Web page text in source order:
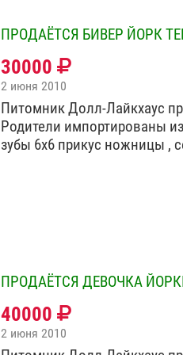
ПРОДАЁТСЯ БИВЕР ЙОРК
30000
2 июня 2010
Питомник Долл-Лайкхаус
Родители импортированы
зубы 6х6 прикус ножницы ,
ПРОДАЁТСЯ ДЕВОЧКА
40000
2 июня 2010